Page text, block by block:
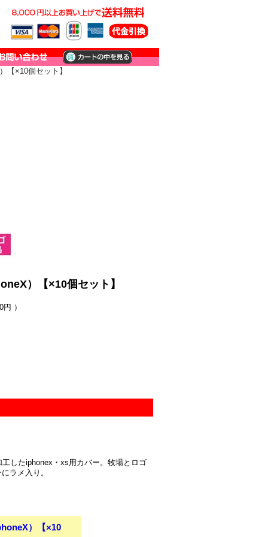
【×10個セット】
）【×10個セット】
）
したiphonex・xs用カバー。牧場とロゴ
ラメ入り。
）【×10